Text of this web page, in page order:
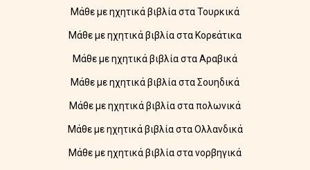
Μάθε με ηχητικά βιβλία στα Τουρκικά
Μάθε με ηχητικά βιβλία στα Κορεάτικα
Μάθε με ηχητικά βιβλία στα Αραβικά
Μάθε με ηχητικά βιβλία στα Σουηδικά
Μάθε με ηχητικά βιβλία στα πολωνικά
Μάθε με ηχητικά βιβλία στα Ολλανδικά
Μάθε με ηχητικά βιβλία στα νορβηγικά